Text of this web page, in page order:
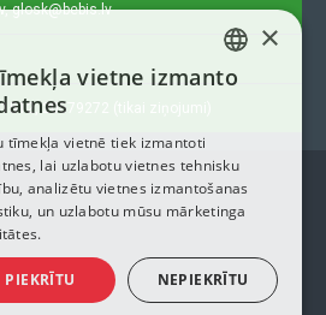
glosk@bebis.lv
20579272 (tikai ziņojumi)
LATVIAN
ENGLISH
×
vietne izmanto
tīmekļa vietnē tiek izmantoti
lai uzlabotu vietnes tehnisku
analizētu vietnes izmantošanas
un uzlabotu mūsu mārketinga
PIEKRĪTU NEPIEKRĪTU